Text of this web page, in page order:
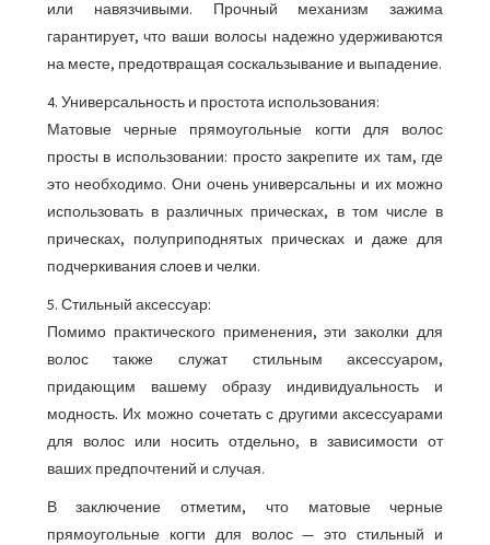
или навязчивыми. Прочный механизм зажима
гарантирует, что ваши волосы надежно удерживаются
на месте, предотвращая соскальзывание и выпадение.
4. Универсальность и простота использования:
Матовые черные прямоугольные когти для волос
просты в использовании: просто закрепите их там, где
это необходимо. Они очень универсальны и их можно
использовать в различных прическах, в том числе в
прическах, полуприподнятых прическах и даже для
подчеркивания слоев и челки.
5. Стильный аксессуар:
Помимо практического применения, эти заколки для
волос также служат стильным аксессуаром,
придающим вашему образу индивидуальность и
модность. Их можно сочетать с другими аксессуарами
для волос или носить отдельно, в зависимости от
ваших предпочтений и случая.
В заключение отметим, что матовые черные
прямоугольные когти для волос — это стильный и